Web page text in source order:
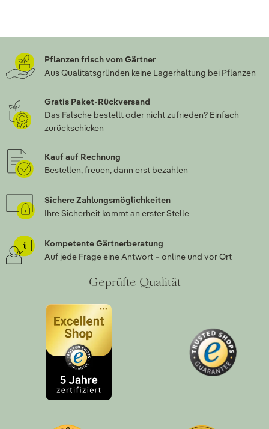
Pflanzen frisch vom Gärtner
Aus Qualitätsgründen keine Lagerhaltung bei Pflanzen
Gratis Paket-Rückversand
Das Falsche bestellt oder nicht zufrieden? Einfach
zurückschicken
Kauf auf Rechnung
Bestellen, freuen, dann erst bezahlen
Sichere Zahlungsmöglichkeiten
Ihre Sicherheit kommt an erster Stelle
Kompetente Gärtnerberatung
Auf jede Frage eine Antwort – online und vor Ort
Geprüfte Qualität